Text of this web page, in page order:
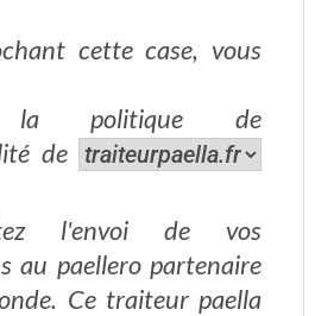
cette case, vous
la politique de
de
l'envoi de vos
au paellero partenaire
Ce traiteur paella